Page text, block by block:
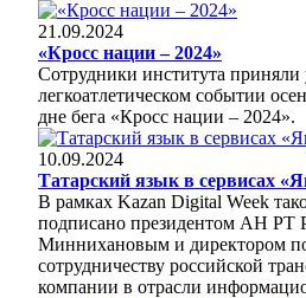
21.09.2024
«Кросс нации – 2024»
Сотрудники института приняли
легкоатлетическом событии
дне бега «Кросс нации – 2024».
10.09.2024
Татарский язык в сервисах
В рамках Kazan Digital Week
подписано президентом АН РТ
Миннихановым и директором
сотрудничеству российской
компании в отрасли